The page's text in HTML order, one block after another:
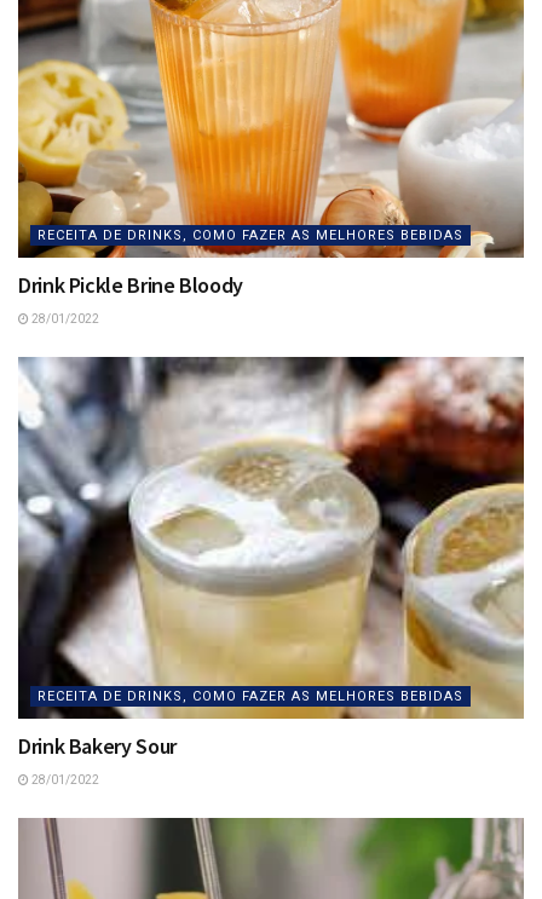
RECEITA DE DRINKS, COMO FAZER AS MELHORES BEBIDAS
Drink Pickle Brine Bloody
28/01/2022
RECEITA DE DRINKS, COMO FAZER AS MELHORES BEBIDAS
Drink Bakery Sour
28/01/2022